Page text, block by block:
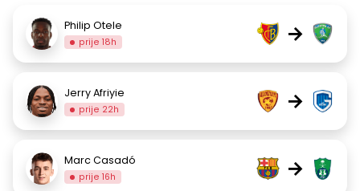
Philip Otele
prije 18h →
Jerry Afriyie
prije 22h →
Marc Casadó
prije 16h →